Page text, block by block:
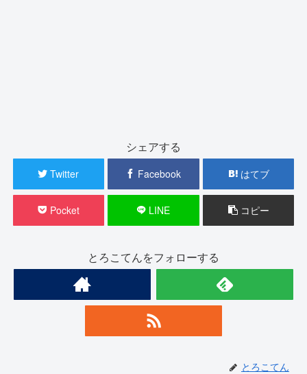
シェアする
Twitter Facebook はてブ
Pocket LINE コピー
とろこてんをフォローする
とろこてん